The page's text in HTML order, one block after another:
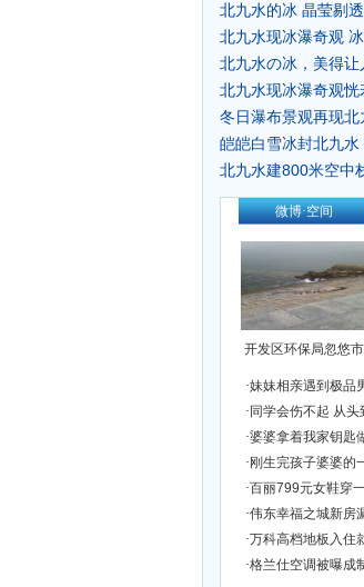
北九水的冰 晶莹剔
北九水现冰瀑奇观
北九水の冰，美得让
北九水现冰瀑奇观恍
冬日瀑布景观再现北
皑皑白雪冰封北九
北九水建800米空中